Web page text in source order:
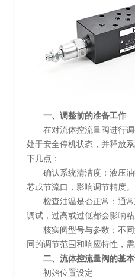
一、调整前的准备工作
在对流体控流量阀进行
处于安全停机状态，并释放
下几点：
确认系统清洁度：液压
芯或节流口，影响调节精度。
检查油温是否正常：通
调试，过高或过低都会影响粘
核实阀型号与参数：不
同的调节范围和响应特性，
二、流体控流量阀的基
初始位置设定